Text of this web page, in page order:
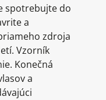
spotrebujte do
a
zdroja
Vzorník
Konečná
a